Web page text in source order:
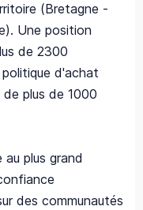
(Bretagne -
Une position
de 2300
d'achat
plus de 1000
plus grand
des communautés